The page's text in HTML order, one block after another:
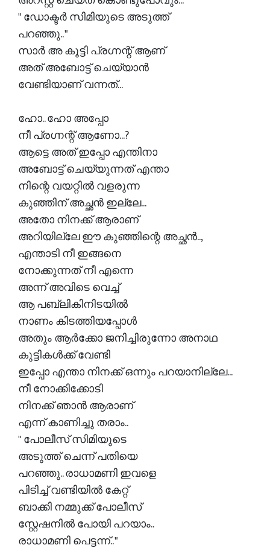
" ഡോക്ടർ സിമിയുടെ അടുത്ത്
പറഞ്ഞു.. "
സാർ അ കൂട്ടി പ്രഗ്നന്റ് ആണ്
അത് അബോട്ട് ചെയ്യാൻ
വേണ്ടിയാണ് വന്നത്...
ഹോ.. ഹോ അപ്പോ
നീ പ്രഗ്നന്റ് ആണോ...?
ആട്ടെ അത് ഇപ്പോ എന്തിനാ
അബോട്ട് ചെയ്യുന്നത് എന്താ
നിന്റെ വയറ്റിൽ വളരുന്ന
കുഞ്ഞിന് അച്ഛൻ ഇല്ലേ...
അതോ നിനക്ക് ആരാണ്
അറിയില്ലേ ഈ കുഞ്ഞിന്റെ അച്ഛൻ..,
എന്താടി നീ ഇങ്ങനെ
നോക്കുന്നത് നീ എന്നെ
അന്ന് അവിടെ വെച്ച്
ആ പബ്ലികിനിടയിൽ
നാണം കിടത്തിയപ്പോൾ
അതും ആർക്കോ ജനിച്ചിരുന്നോ അനാഥ
കുട്ടികൾക്ക് വേണ്ടി
ഇപ്പോ എന്താ നിനക്ക് ഒന്നും പറയാനില്ലേ...
നീ നോക്കിക്കോടി
നിനക്ക് ഞാൻ ആരാണ്
എന്ന് കാണിച്ചു തരാം..
" പോലീസ് സിമിയുടെ
അടുത്ത് ചെന്ന് പതിയെ
പറഞ്ഞു.. രാധാമണി ഇവളെ
പിടിച്ച് വണ്ടിയിൽ കേറ്റ്
ബാക്കി നമ്മുക്ക് പോലീസ്
സ്റ്റേഷനിൽ പോയി പറയാം..
രാധാമണി പെട്ടന്ന്.. "